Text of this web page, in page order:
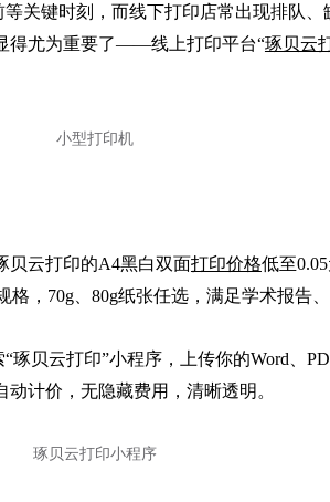
关键时刻，而线下打印店常出现排队
得尤为重要了——线上打印平台“琢贝云
贝云打印的A4黑白双面打印价格低至
，70g、80g纸张任选，满足学术报告
贝云打印”小程序，上传你的Word、
计价，无隐藏费用，清晰透明。